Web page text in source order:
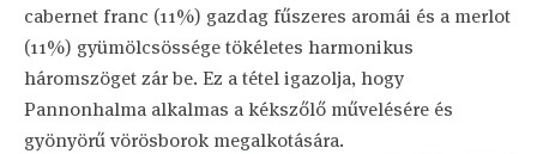
cabernet franc (11%) gazdag fűszeres aromái és a merlot
(11%) gyümölcsössége tökéletes harmonikus
háromszöget zár be. Ez a tétel igazolja, hogy
Pannonhalma alkalmas a kékszőlő művelésére és
gyönyörű vörösborok megalkotására.